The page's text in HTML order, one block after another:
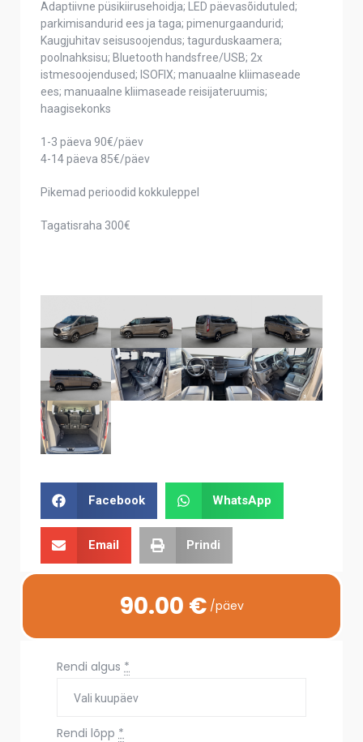
Adaptiivne püsikiirusehoidja; LED päevasõidutuled;
parkimisandurid ees ja taga; pimenurgaandurid;
Kaugjuhitav seisusoojendus; tagurduskaamera;
poolnahksisu; Bluetooth handsfree/USB; 2x
istmesoojendused; ISOFIX; manuaalne kliimaseade
ees; manuaalne kliimaseade reisijateruumis;
haagisekonks
1-3 päeva 90€/päev
4-14 päeva 85€/päev
Pikemad perioodid kokkuleppel
Tagatisraha 300€
Facebook WhatsApp
Email Prindi
90.00 € /päev
Rendi algus *
Rendi lõpp *